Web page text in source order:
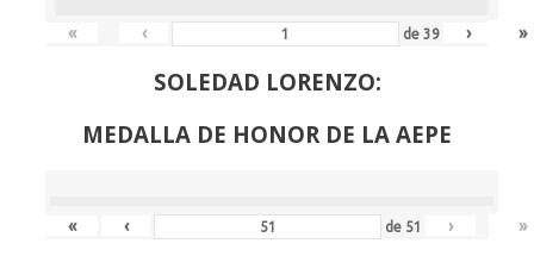
« ‹ de39 › »
SOLEDAD LORENZO:
MEDALLA DE HONOR DE LA AEPE
« ‹ de 51 › »